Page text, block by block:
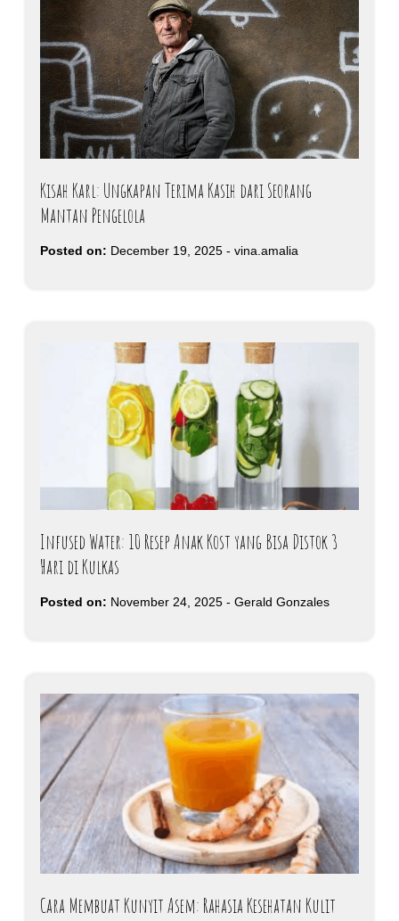
Kisah Karl: Ungkapan Terima Kasih dari Seorang
Mantan Pengelola
Posted on: December 19, 2025 - vina.amalia
Infused Water: 10 Resep Anak Kost yang Bisa Distok 3
Hari di Kulkas
Posted on: November 24, 2025 - Gerald Gonzales
Cara Membuat Kunyit Asem: Rahasia Kesehatan Kulit